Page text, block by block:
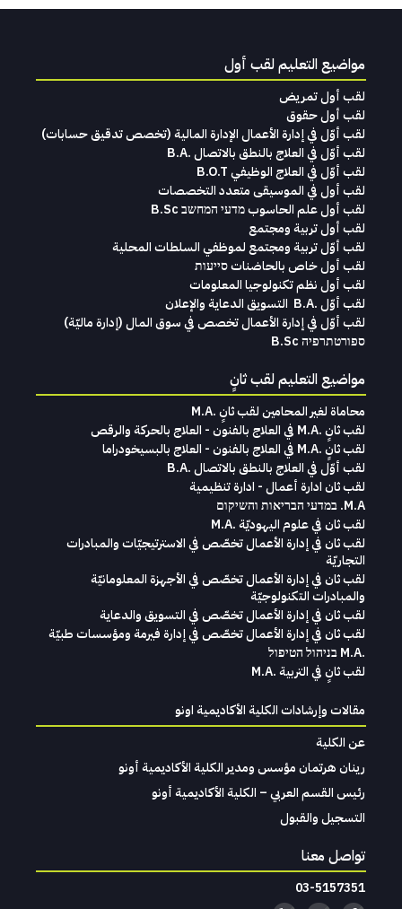
مواضيع التعليم لقب أول
لقب أول تمريض
لقب أول حقوق
لقب‭ ‬أوّل‭ ‬في‭ ‬إدارة‭ ‬الأعمال الإدارة‭ ‬المالية (تخصص‭ ‬تدقيق‭ ‬حسابات)‬
لقب أوّل في العلاج بالنطق بالاتصال .B.A
لقب أوّل في العلاج الوظيفي B.O.T
لقب‭ ‬أول في‭ ‬الموسيقى‭ ‬متعدد‭ ‬التخصصات‭
لقب أول علم الحاسوب מדעי המחשב B.Sc
لقب أول تربية ومجتمع
لقب أوّل تربية ومجتمع لموظفي السلطات المحلية
لقب أول خاص بالحاضنات סייעות
لقب أول نظم تكنولوجيا المعلومات
لقب‭ ‬أوّل .‭ ‬B.A التسويق‭ ‬الدعاية‭ ‬والإعلان
لقب‭ ‬أوّل‭ ‬في‭ ‬إدارة‭ ‬الأعمال تخصص‭ ‬في‭ ‬سوق‭ ‬المال ‭)‬إدارة‭ ‬ماليّة‭ (
ספורטתרפיה B.Sc
مواضيع التعليم لقب ثانٍ
محاماة‭ ‬لغير‭ ‬المحامين لقب‭ ‬ثانٍ .‭ ‬M.A
لقب ثانٍ .M.A في العلاج بالفنون - العلاج بالحركة والرقص
لقب ثانٍ .M.A في العلاج بالفنون - العلاج بالبسيخودراما
لقب أوّل في العلاج بالنطق بالاتصال .B.A
لقب ثان ادارة أعمال - ادارة تنظيمية
M.A. במדעי הבריאות והשיקום
لقب ثان في علوم اليهوديّة .M.A
لقب ثان في إدارة الأعمال تخصّص في الاسترتيجيّات والمبادرات
التجاريّة
لقب ثان في إدارة الأعمال تخصّص في الأجهزة المعلومانيّة
والمبادرات التكنولوجيّة
لقب ثان في إدارة الأعمال تخصّص في التسويق والدعاية
لقب ثان في إدارة الأعمال تخصّص في إدارة فيرمة ومؤسسات طبيّة
.M.A בניהול הטיפול
لقب ثانٍ في التربية .M.A
مقالات وإرشادات الكلية الأكاديمية اونو
عن الكلية
رينان هرتمان مؤسس ومدير الكلية الأكاديمية أونو
رئيس القسم العربي – الكلية الأكاديمية أونو
التسجيل والقبول
تواصل معنا
03-5157351